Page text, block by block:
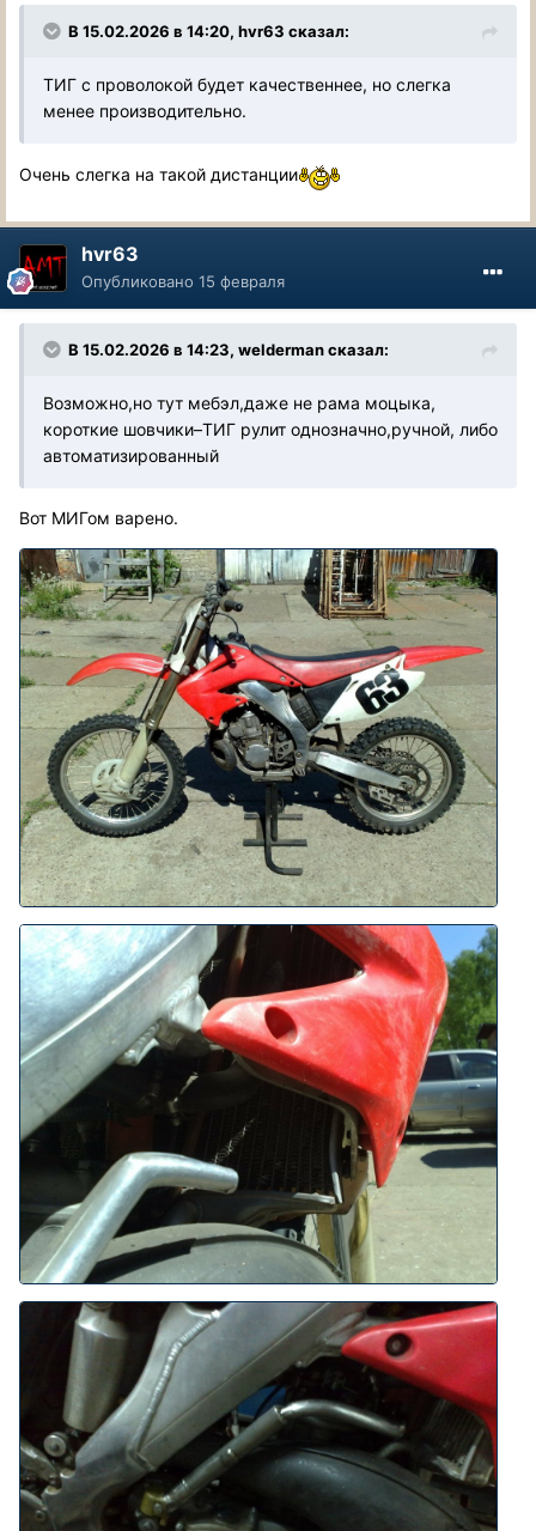
В 15.02.2026 в 14:20, hvr63 сказал:
ТИГ с проволокой будет качественнее, но слегка
менее производительно.
Очень слегка на такой дистанции
hvr63
Опубликовано 15 февраля
В 15.02.2026 в 14:23, weldermanсказал:
Возможно,но тут мебэл,даже не рама моцыка,
короткие шовчики–ТИГ рулит однозначно,ручной, либо
автоматизированный
Вот МИГом варено.